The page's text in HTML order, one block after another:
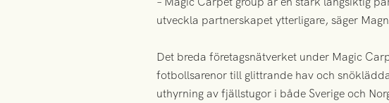
utveckla partnerskapet ytterligare, säger
Det breda företagsnätverket under Magic
fotbollsarenor till glittrande hav och
uthyrning av fjällstugor i både Sverige och